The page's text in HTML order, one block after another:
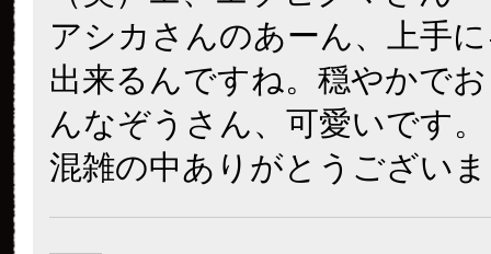
アシカさんのあーん、上手
出来るんですね。穏やかで
んなぞうさん、可愛いです。
混雑の中ありがとうござい